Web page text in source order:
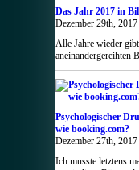
Das Jahr 2017 in
Dezember 29th, 2017
Alle Jahre wieder
aneinandergereihten
Psychologischer
wie booking.com?
Dezember 27th, 2017
Ich musste letztens